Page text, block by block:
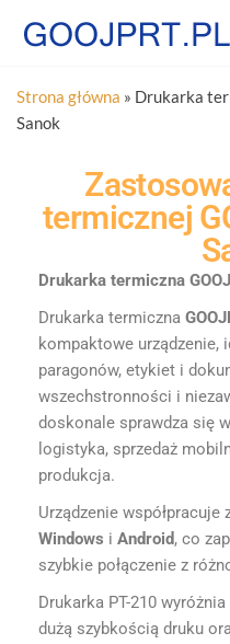
Strona główna » Drukarka
Sanok
termicznej
Drukarka termiczna
Drukarka termiczna
kompaktowe urządzenie,
paragonów, etykiet i
wszechstronności i
doskonale sprawdza się
logistyka, sprzedaż
produkcja.
Urządzenie
Windows i Android, co
szybkie połączenie z
Drukarka PT-210
dużą szybkością druku